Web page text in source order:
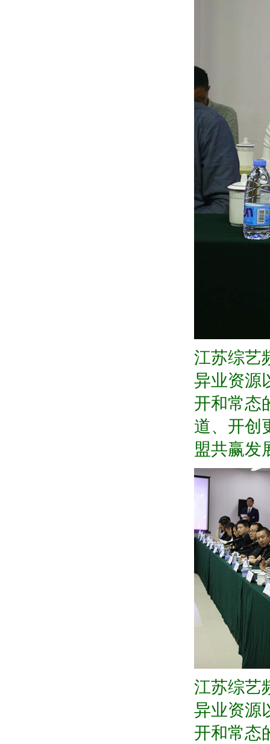
江苏综艺
异业资源
开和常态
道、开创
盟共赢发
江苏综艺
异业资源
开和常态